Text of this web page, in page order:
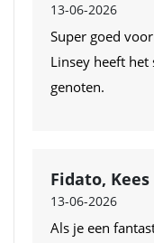
13-06-2026
Super goed
Linsey heeft het
genoten.
Fidato, Kees
13-06-2026
Als je een